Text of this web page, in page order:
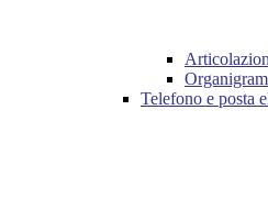
Telefono e posta